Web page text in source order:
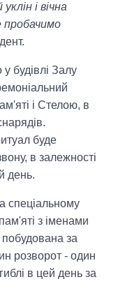
і вічна
пробачимо
будівлі Залу
і Стелою, в
буде
в залежності
день.
спеціальному
з іменами
побудована за
розворот - один
в цей день за